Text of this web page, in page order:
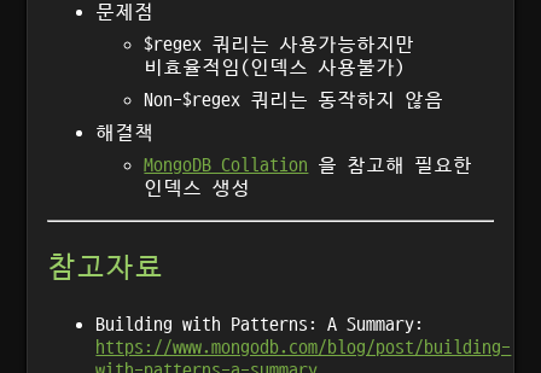
문제점
$regex 쿼리는 사용가능하지만
비효율적임(인덱스 사용불가)
Non-$regex 쿼리는 동작하지 않음
해결책
MongoDB Collation 을 참고해 필요한
인덱스 생성
참고자료
Building with Patterns: A Summary:
https://www.mongodb.com/blog/post/building-